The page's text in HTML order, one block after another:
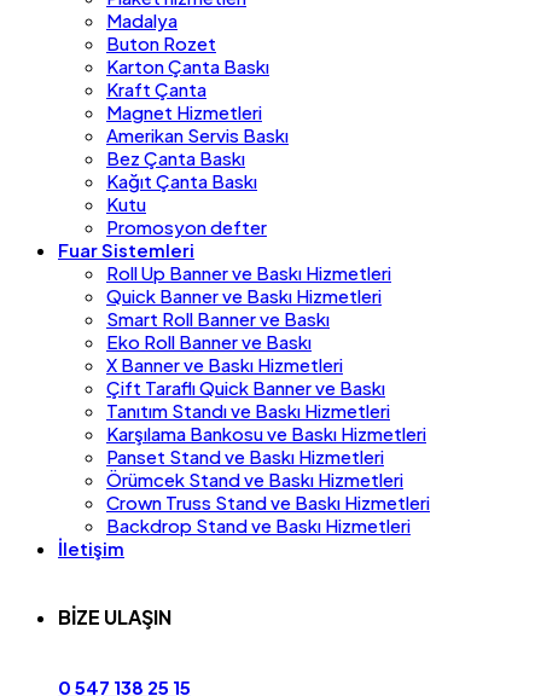
Madalya
Buton Rozet
Karton Çanta Baskı
Kraft Çanta
Magnet Hizmetleri
Amerikan Servis Baskı
Bez Çanta Baskı
Kağıt Çanta Baskı
Kutu
Promosyon defter
Fuar Sistemleri
Roll Up Banner ve Baskı Hizmetleri
Quick Banner ve Baskı Hizmetleri
Smart Roll Banner ve Baskı
Eko Roll Banner ve Baskı
X Banner ve Baskı Hizmetleri
Çift Taraflı Quick Banner ve Baskı
Tanıtım Standı ve Baskı Hizmetleri
Karşılama Bankosu ve Baskı Hizmetleri
Panset Stand ve Baskı Hizmetleri
Örümcek Stand ve Baskı Hizmetleri
Crown Truss Stand ve Baskı Hizmetleri
Backdrop Stand ve Baskı Hizmetleri
İletişim
BİZE ULAŞIN
0 547 138 25 15